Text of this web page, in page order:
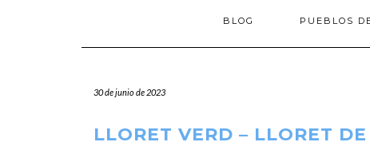
BLOG PUEBLOS
30 de junio de 2023
LLORET VERD – LLORET